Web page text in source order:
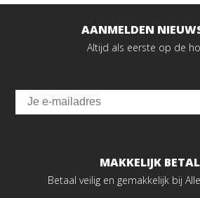
AANMELDEN
Altijd als eerste op de
Email
MAKKELIJK
Betaal veilig en gemakkelijk bij